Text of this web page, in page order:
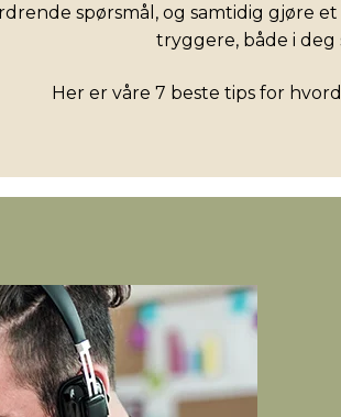
spørsmål, og samtidig gjøre
tryggere, både i deg
Her er våre 7 beste tips for